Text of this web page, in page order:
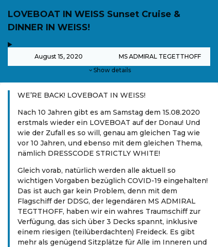
LOVEBOAT IN WEISS Sunset Cruise &
DINNER IN WEISS!
August 15, 2020 MS ADMIRAL TEGETTHOFF
Show details
WE’RE BACK! LOVEBOAT IN WEISS!
Nach 10 Jahren gibt es am Samstag dem 15.08.2020
erstmals wieder ein LOVEBOAT auf der Donau! Und
wie der Zufall es so will, genau am gleichen Tag wie
vor 10 Jahren, und ebenso mit dem gleichen Thema,
nämlich DRESSCODE STRICTLY WHITE!
Gleich vorab, natürlich werden alle aktuell so
wichtigen Vorgaben bezüglich COVID-19 eingehalten!
Das ist auch gar kein Problem, denn mit dem
Flagschiff der DDSG, der legendären MS ADMIRAL
TEGTTHOFF, haben wir ein wahres Traumschiff zur
Verfügung, das sich über 3 Decks spannt, inklusive
einem riesigen (teilüberdachten) Freideck. Es gibt
mehr als genügend Sitzplätze für Alle im Inneren und